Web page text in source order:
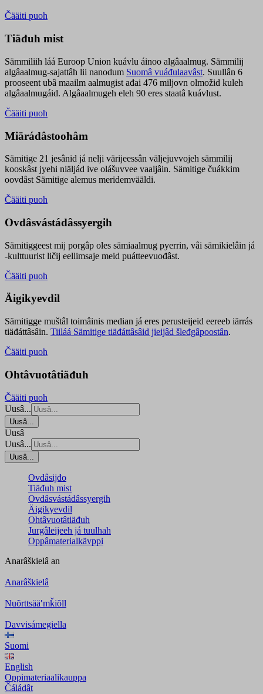
Čääiti puoh
Tiäđuh mist
Sämmiliih láá Euroop Union kuávlu áinoo algâaalmug. Sämmilij
algâaalmug-sajattâh lii nanodum Suomâ vuáđulaavâst. Suullân 6
prooseent ubâ maailm aalmugist ađai 476 miljovn olmožid kuleh
algâaalmugáid. Algâaalmugeh eleh 90 eres staatâ kuávlust.
Čääiti puoh
Miärádâstoohâm
Sämitige 21 jesânid já nelji värijeessân väljejuvvojeh sämmilij
kooskâst jyehi niäljád ive olášuvvee vaaljâin. Sämitige čuákkim
oovdâst Sämitige alemus meridemvääldi.
Čääiti puoh
Ovdâsvástádâssyergih
Sämitiggeest mij porgâp oles sämiaalmug pyerrin, vâi sämikielâin já
-kulttuurist ličij eellimsaje meid puátteevuođâst.
Čääiti puoh
Äigikyevdil
Sämitigge muštâl toimâinis median já eres perusteijeid eereeb iärrás
tiäđáttâsâin. Tiiláá Sämitige tiäđáttâsâid jieijâd šleđgâpoostân.
Čääiti puoh
Ohtâvuotâtiäđuh
Čääiti puoh
Uusâ...
Uusâ...
Uusâ
Uusâ...
Uusâ...
Ovdâsijđo
Tiäđuh mist
Ovdâsvástádâssyergih
Äigikyevdil
Ohtâvuotâtiäđuh
Jurgâleijeeh já tuulhah
Oppâmaterialkävppi
Anarâškielâ an
Anarâškielâ
Nuõrttsääʹmǩiõll
Davvisámegiella
Suomi
English
Oppimateriaalikauppa
Čáládât